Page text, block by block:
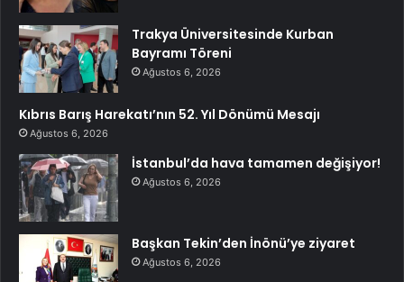
Trakya Üniversitesinde Kurban
Bayramı Töreni
Ağustos 6, 2026
Kıbrıs Barış Harekatı’nın 52. Yıl Dönümü Mesajı
Ağustos 6, 2026
İstanbul’da hava tamamen değişiyor!
Ağustos 6, 2026
Başkan Tekin’den İnönü’ye ziyaret
Ağustos 6, 2026